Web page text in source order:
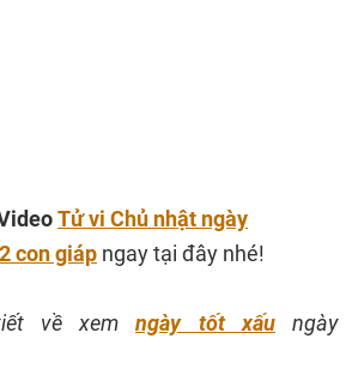
Tử vi Chủ nhật ngày
con giáp ngay tại đây nhé!
về xemngày tốt xấungày